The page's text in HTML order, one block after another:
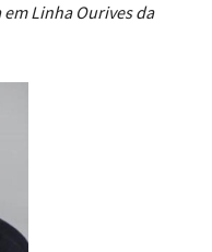
Linha Ourives da